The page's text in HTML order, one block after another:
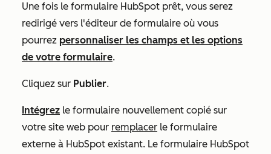
Une fois le formulaire HubSpot prêt, vous serez
redirigé vers l'éditeur de formulaire où vous
pourrez personnaliser les champs et les options
de votre formulaire.
Cliquez sur Publier.
Intégrez le formulaire nouvellement copié sur
votre site web pour remplacer le formulaire
externe à HubSpot existant. Le formulaire HubSpot